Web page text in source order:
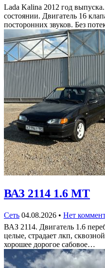
Lada Kalina 2012 год
состоянии. Двигатель 16
посторонних звуков. Без
ВАЗ 2114 1.6 MT
Сеть 04.08.2026 • Нет
ВАЗ 2114. Двигатель 1.6
целые, страдает лкп,
хорошее дорогое сабовое…